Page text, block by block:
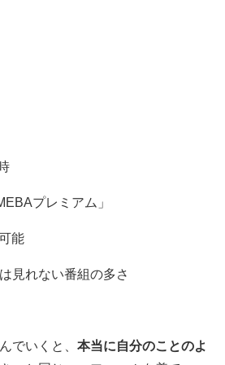
プレミアム」
能
見れない番組の多さ
でいくと、 本当に自分のことのよ